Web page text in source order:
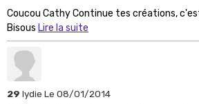
Coucou Cathy Continue tes créations,
Bisous Lire la suite
29 lydie Le 08/01/2014